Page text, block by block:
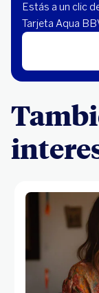
Estás a un clic
Tarjeta Aqua